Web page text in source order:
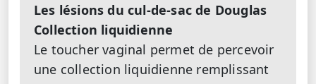
Les lésions du cul-de-sac de Douglas
Collection liquidienne
Le toucher vaginal permet de percevoir
une collection liquidienne remplissant